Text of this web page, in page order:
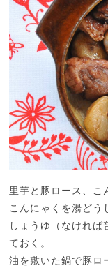
里芋と豚ロース、こ
こんにゃくを湯どう
しょうゆ（なけれ
ておく。
油を敷いた鍋で豚ロ